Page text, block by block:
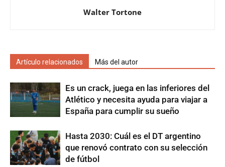
Walter Tortone
Artículo relacionados Más del autor
Es un crack, juega en las inferiores del
Atlético y necesita ayuda para viajar a
España para cumplir su sueño
Hasta 2030: Cuál es el DT argentino
que renovó contrato con su selección
de fútbol